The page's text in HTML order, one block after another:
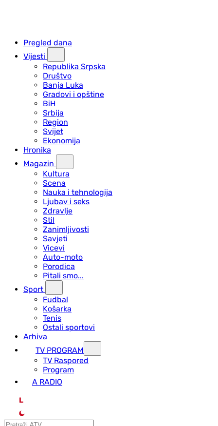
Pregled dana
Vijesti
Republika Srpska
Društvo
Banja Luka
Gradovi i opštine
BiH
Srbija
Region
Svijet
Ekonomija
Hronika
Magazin
Kultura
Scena
Nauka i tehnologija
Ljubav i seks
Zdravlje
Stil
Zanimljivosti
Savjeti
Vicevi
Auto-moto
Porodica
Pitali smo...
Sport
Fudbal
Košarka
Tenis
Ostali sportovi
Arhiva
TV PROGRAM
ТV Raspored
Program
A RADIO
L